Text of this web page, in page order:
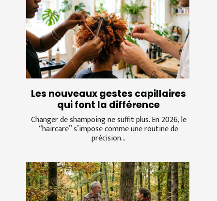
Les nouveaux gestes capillaires
qui font la différence
Changer de shampoing ne suffit plus. En 2026, le
“haircare” s’impose comme une routine de
précision...